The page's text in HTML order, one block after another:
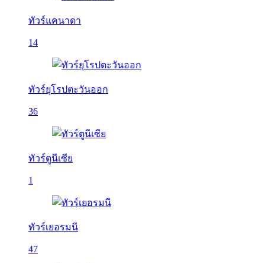
ทัวร์แคนาดา
14
ทัวร์ยุโรปตะวันออก
36
ทัวร์ตูนีเซีย
1
ทัวร์เยอรมนี
47